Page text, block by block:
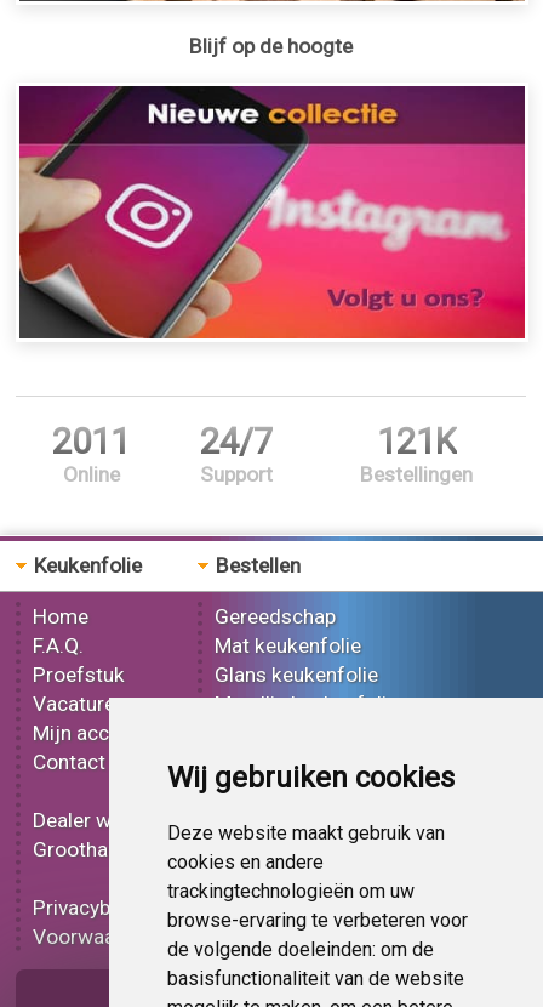
Wij gebruiken cookies
Deze website maakt gebruik van
cookies en andere
trackingtechnologieën om uw
browse-ervaring te verbeteren voor
de volgende doeleinden: om de
basisfunctionaliteit van de website
Blijf op de hoogte
2011
Online
24/7
Support
121K
Bestellingen
Keukenfolie
Home
F.A.Q.
Proefstuk
Vacatures
Mijn account
Contact
Dealer worden
Groothandel
Privacybeleid
Voorwaarden
Bestellen
Gereedschap
Mat keukenfolie
Glans keukenfolie
Metallic keukenfolie
Effect keukenfolie
Bedrukt keukenfolie
Carbon keukenfolie
Lampen folie
Functionele folie
Keukenfolie korting
Op bestelling
Pagina delen